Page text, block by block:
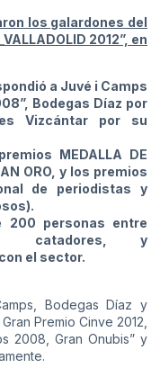
los galardones del
2012”, en
a Juvé i Camps
Bodegas Díaz por
Vizcántar por su
MEDALLA DE
ORO, y los premios
de periodistas y
200 personas entre
catadores, y
el sector.
Bodegas Díaz y
Premio Cinve 2012,
2008, Gran Onubis” y